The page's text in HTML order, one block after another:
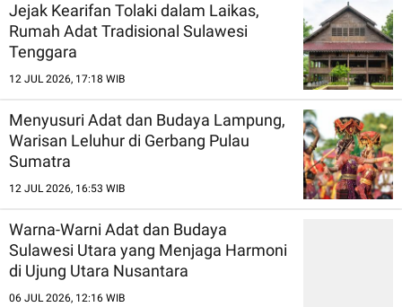
Jejak Kearifan Tolaki dalam Laikas,
Rumah Adat Tradisional Sulawesi
Tenggara
12 JUL 2026, 17:18 WIB
Menyusuri Adat dan Budaya Lampung,
Warisan Leluhur di Gerbang Pulau
Sumatra
12 JUL 2026, 16:53 WIB
Warna-Warni Adat dan Budaya
Sulawesi Utara yang Menjaga Harmoni
di Ujung Utara Nusantara
06 JUL 2026, 12:16 WIB